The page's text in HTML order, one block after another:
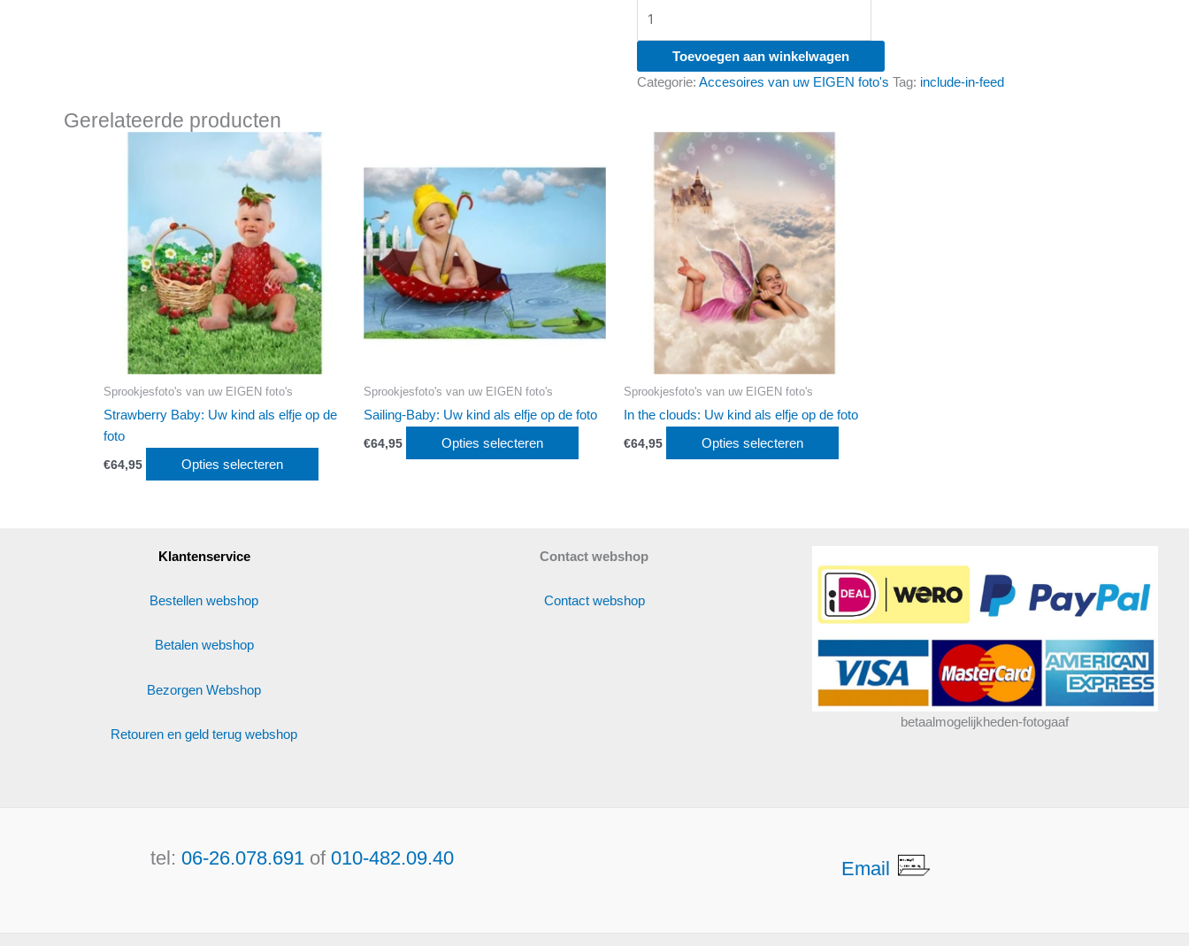
Sleutelhangers
eigen
Toevoegen aan winkelwagen
Categorie: Accesoires van uw EIGEN foto's Tag: include-in-feed
Gerelateerde producten
Sprookjesfoto's van uw EIGEN foto's
Strawberry Baby: Uw kind als elfje op de
foto
€64,95 Opties selecteren
Sprookjesfoto's van uw EIGEN foto's
Sailing-Baby: Uw kind als elfje op de foto
€64,95 Opties selecteren
Sprookjesfoto's van uw EIGEN foto's
In the clouds: Uw kind als elfje op de foto
€64,95 Opties selecteren
Klantenservice
Bestellen webshop
Betalen webshop
Bezorgen Webshop
Retouren en geld terug webshop
Contact webshop
Contact webshop
betaalmogelijkheden-fotogaaf
tel: 06-26.078.691of 010-482.09.40 Email